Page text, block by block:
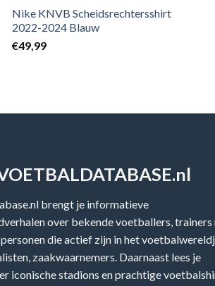
Nike KNVB Scheidsrechtersshirt
2022-2024 Blauw
€49,99
brengt je informatieve
over bekende voetballers, trainers
die actief zijn in het
zaakwaarnemers. Daarnaast lees je
iconische stadions en prachtige